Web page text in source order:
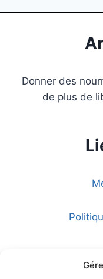
Donner des
de plus de